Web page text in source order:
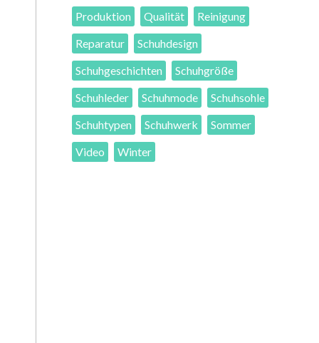
Produktion
Qualität
Reinigung
Reparatur
Schuhdesign
Schuhgeschichten
Schuhgröße
Schuhleder
Schuhmode
Schuhsohle
Schuhtypen
Schuhwerk
Sommer
Video
Winter